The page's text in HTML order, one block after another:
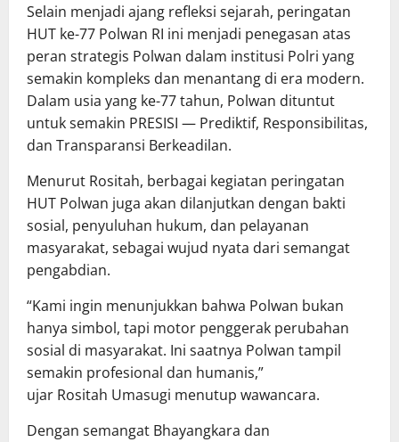
Selain menjadi ajang refleksi sejarah, peringatan
HUT ke-77 Polwan RI ini menjadi penegasan atas
peran strategis Polwan dalam institusi Polri yang
semakin kompleks dan menantang di era modern.
Dalam usia yang ke-77 tahun, Polwan dituntut
untuk semakin PRESISI — Prediktif, Responsibilitas,
dan Transparansi Berkeadilan.
Menurut Rositah, berbagai kegiatan peringatan
HUT Polwan juga akan dilanjutkan dengan bakti
sosial, penyuluhan hukum, dan pelayanan
masyarakat, sebagai wujud nyata dari semangat
pengabdian.
“Kami ingin menunjukkan bahwa Polwan bukan
hanya simbol, tapi motor penggerak perubahan
sosial di masyarakat. Ini saatnya Polwan tampil
semakin profesional dan humanis,”
ujar Rositah Umasugi menutup wawancara.
Dengan semangat Bhayangkara dan